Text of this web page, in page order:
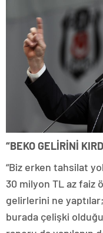
“BEKO GELİRİNİ
“Biz erken tahsilat
30 milyon TL az faiz
gelirlerini ne
burada çelişki